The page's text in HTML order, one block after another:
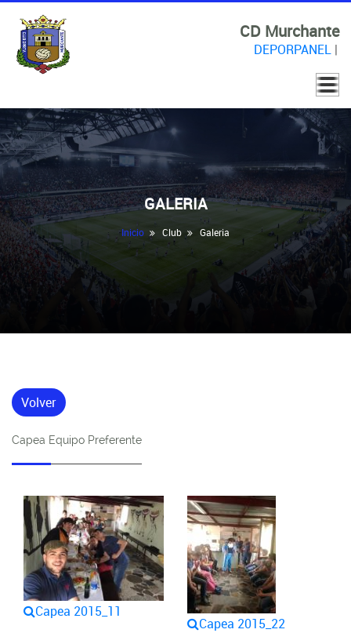
CD Murchante
DEPORPANEL|
GALERIA
Inicio Club Galeria
Volver
Capea Equipo Preferente
Capea 2015_11
Capea 2015_22